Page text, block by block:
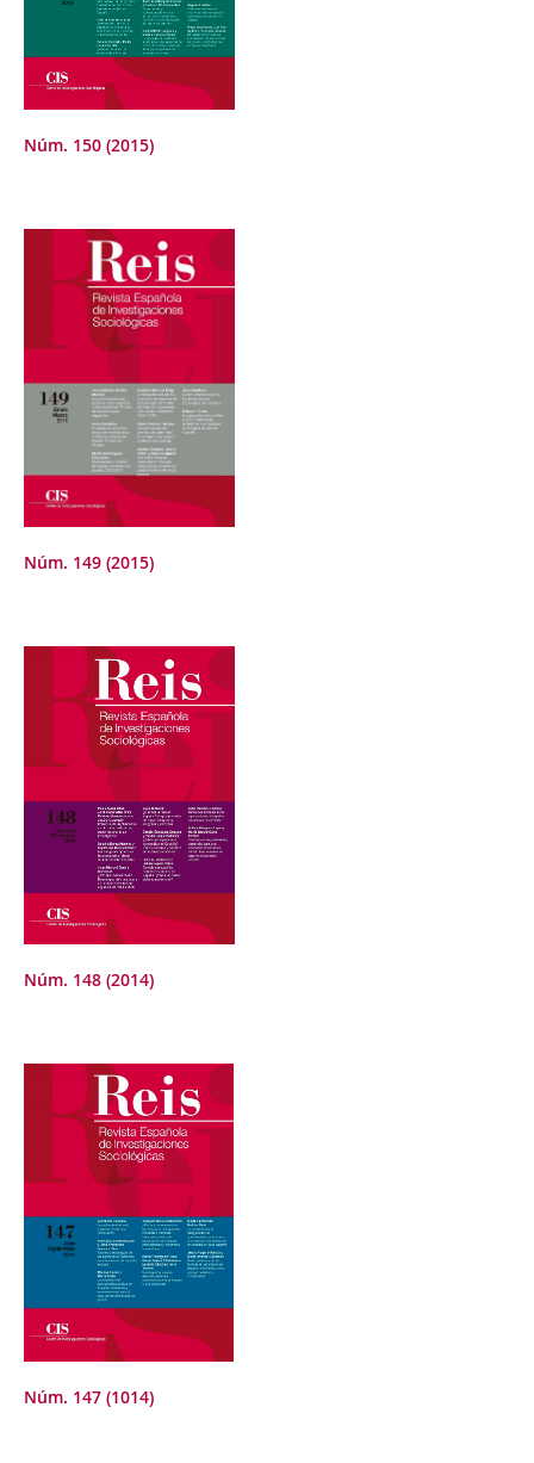
Núm. 150 (2015)
Núm. 149 (2015)
Núm. 148 (2014)
Núm. 147 (1014)